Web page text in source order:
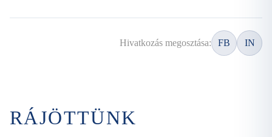
Hivatkozás megosztása: FB IN
RÁJÖTTÜNK